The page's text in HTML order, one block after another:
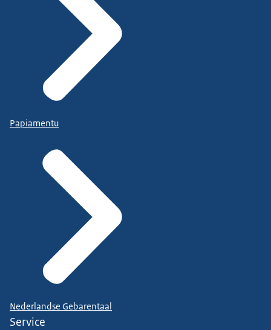
Papiamentu
Nederlandse Gebarentaal
Service